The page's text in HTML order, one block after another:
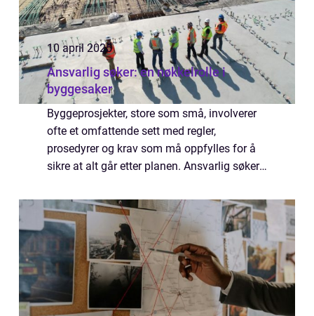
10 april 2025
Ansvarlig søker: en nøkkelrolle i
byggesaker
Byggeprosjekter, store som små, involverer
ofte et omfattende sett med regler,
prosedyrer og krav som må oppfylles for å
sikre at alt går etter planen. Ansvarlig søker
fungerer so...